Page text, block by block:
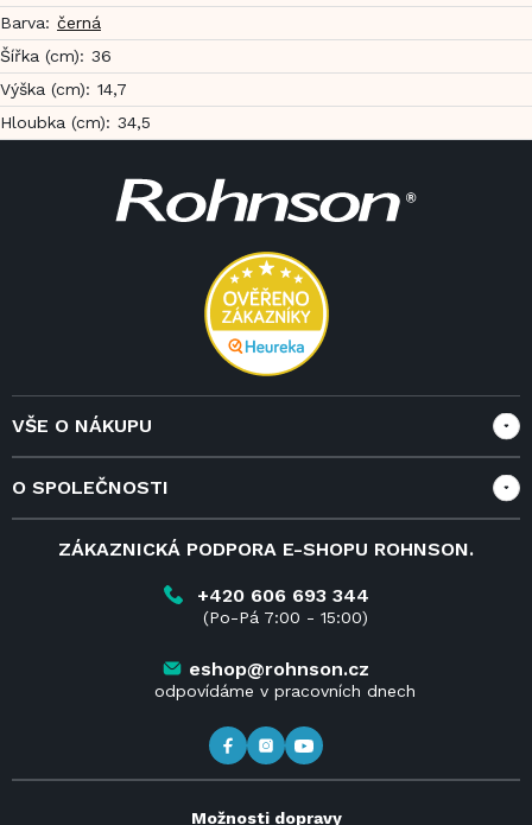
Barva: černá
Šířka (cm): 36
Výška (cm): 14,7
Hloubka (cm): 34,5
VŠE O NÁKUPU
Doprava a služby
Reklamace
Vrácení zboží do 14 dnů
O SPOLEČNOSTI
ZÁKAZNICKÁ PODPORA E-SHOPU ROHNSON.
+420 606 693 344
(Po-Pá 7:00 - 15:00)
eshop@rohnson.cz
odpovídáme v pracovních dnech
Možnosti dopravy